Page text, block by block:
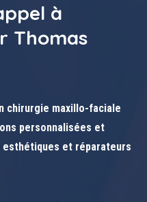
à
Thomas
chirurgie maxillo-faciale
personnalisées et
et réparateurs